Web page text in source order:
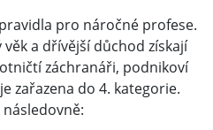
pro náročné profese.
a dřívější důchod získají
záchranáři, podnikoví
zařazena do 4. kategorie.